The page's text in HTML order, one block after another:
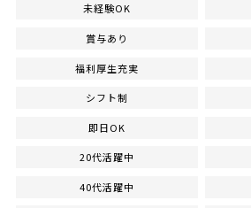
未経験OK
賞与あり
福利厚生充実
シフト制
即日OK
20代活躍中
40代活躍中